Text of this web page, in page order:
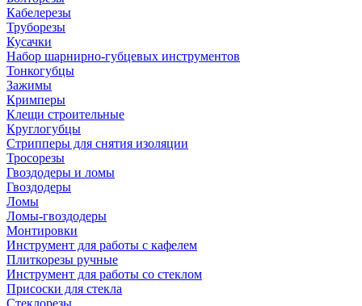
Кабелерезы
Труборезы
Кусачки
Набор шарнирно-губцевых инструментов
Тонкогубцы
Зажимы
Кримперы
Клещи строительные
Круглогубцы
Стрипперы для снятия изоляции
Тросорезы
Гвоздодеры и ломы
Гвоздодеры
Ломы
Ломы-гвоздодеры
Монтировки
Инструмент для работы с кафелем
Плиткорезы ручные
Инструмент для работы со стеклом
Присоски для стекла
Стеклорезы